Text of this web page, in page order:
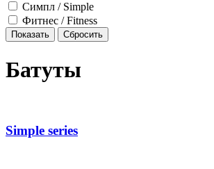
Симпл / Simple
Фитнес / Fitness
Батуты
Simple series